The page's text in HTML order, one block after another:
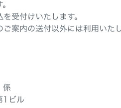
受付けいたします。
案内の送付以外には利用いた
係
1ビル